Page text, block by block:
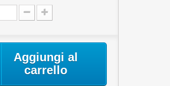
Aggiungi al
carrello